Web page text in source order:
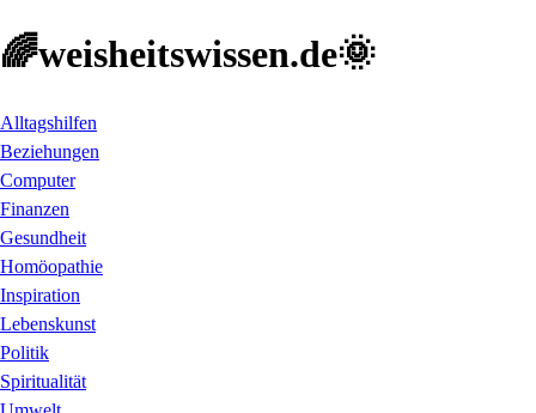
🌈weisheitswissen.de🌞
Alltagshilfen
Beziehungen
Computer
Finanzen
Gesundheit
Homöopathie
Inspiration
Lebenskunst
Politik
Spiritualität